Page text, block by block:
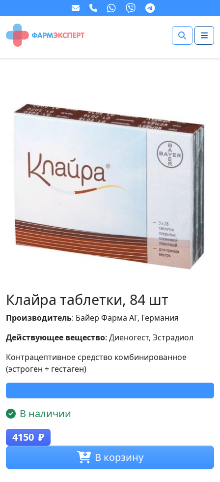
Клайра таблетки, 84 шт
Производитель: Байер Фарма АГ, Германия
Действующее вещество: Диеногест, Эстрадиол
Контрацептивное средство комбинированное
(эстроген + гестаген)
В наличии
4150 ₽
В корзину